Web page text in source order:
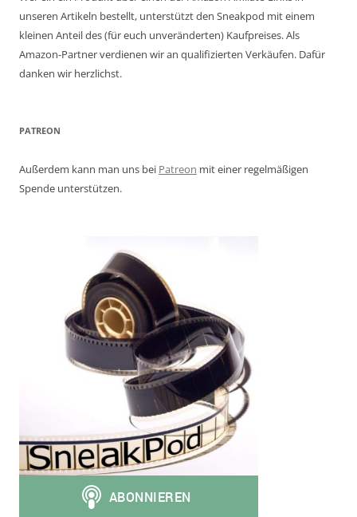
unseren Artikeln bestellt, unterstützt den Sneakpod mit einem
kleinen Anteil des (für euch unveränderten) Kaufpreises. Als
Amazon-Partner verdienen wir an qualifizierten Verkäufen. Dafür
danken wir herzlichst.
PATREON
Außerdem kann man uns bei Patreon mit einer regelmäßigen
Spende unterstützen.